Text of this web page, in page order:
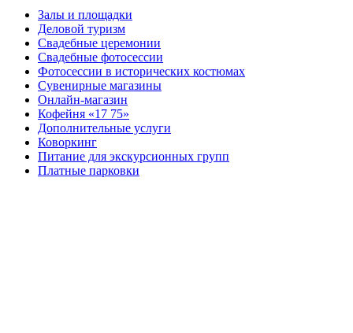
Залы и площадки
Деловой туризм
Свадебные церемонии
Свадебные фотосессии
Фотосессии в исторических костюмах
Сувенирные магазины
Онлайн-магазин
Кофейня «17 75»
Дополнительные услуги
Коворкинг
Питание для экскурсионных групп
Платные парковки